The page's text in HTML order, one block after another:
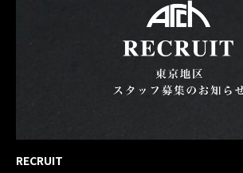
RECRUIT